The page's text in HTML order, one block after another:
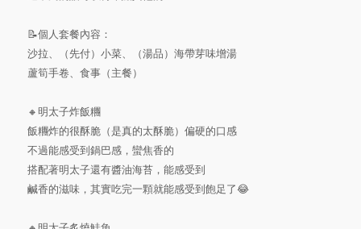
📝個人套餐內容：
沙拉、（先付）小菜、（湯品）海帶芽味增湯
蘆筍手卷、食事（主餐）
🔸明太子炸飯糰
飯糰炸的很酥脆（是真的太酥脆）偏硬的口感
不過能感受到鍋巴感，蠻焦香的
搭配著明太子還有醬油海苔，能感受到
鹹香的滋味，其實吃完一顆就能感受到飽足了😂